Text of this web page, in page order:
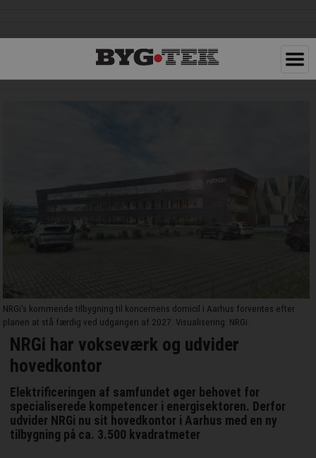
NRGi's kommende tilbygning til koncernens domicil i Aarhus forventes efter
planen at stå færdig ved udgangen af 2027. Visualisering: NRGi.
NRGi har vokseværk og udvider
hovedkontor
Elektrificeringen af samfundet øger behovet for
specialiserede kompetencer i energisektoren. Derfor
udvider NRGi nu sit hovedkontor i Aarhus med en ny
tilbygning på ca. 3.500 kvadratmeter